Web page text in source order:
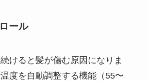
ール
けると髪が傷む原因になりま
度を自動調整する機能（55〜